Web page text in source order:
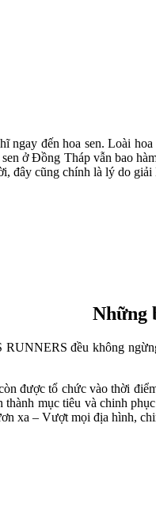
ngay đến hoa sen. Loài
ở Đồng Tháp vẫn bao
đây cũng chính là lý do
Những
đều không
được tổ chức vào thời
mục tiêu và chinh
xa – Vượt mọi địa hình,